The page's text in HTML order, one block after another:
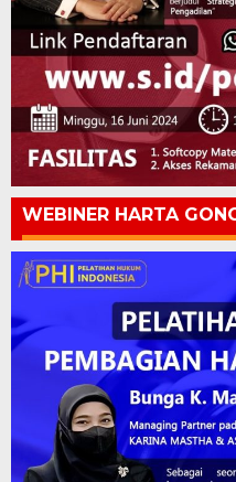
WEBINER HARTA